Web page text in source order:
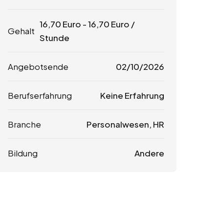
Gehalt
16,70 Euro -16,70 Euro /
Stunde
Angebotsende 02/10/2026
Berufserfahrung Keine Erfahrung
Branche Personalwesen, HR
Bildung Andere